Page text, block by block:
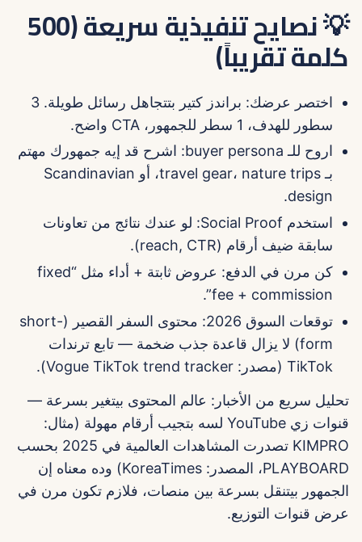
💡 نصايح تنفيذية سريعة (500
كلمة تقريباً)
اختصر عرضك: براندز كتير بتتجاهل رسائل طويلة. 3
سطور للهدف، 1 سطر للجمهور، CTA واضح.
اروح للـ buyer persona: اشرح قد إيه جمهورك مهتم
بـ travel gear، nature trips، أو Scandinavian
design.
استخدم Social Proof: لو عندك نتائج من تعاونات
سابقة ضيف أرقام (reach, CTR).
كن مرن في الدفع: عروض ثابتة + أداء مثل “fixed
fee + commission”.
توقعات السوق 2026: محتوى السفر القصير (short-
form) لا يزال قاعدة جذب ضخمة — تابع ترندات
TikTok (مصدر: Vogue TikTok trend tracker).
تحليل سريع من الأخبار: عالم المحتوى بيتغير بسرعة —
قنوات زي YouTube لسه بتجيب أرقام مهولة (مثال:
KIMPRO تصدرت المشاهدات العالمية في 2025 بحسب
PLAYBOARD، المصدر: KoreaTimes) وده معناه إن
الجمهور بيتنقل بسرعة بين منصات، فلازم تكون مرن في
عرض قنوات التوزيع.